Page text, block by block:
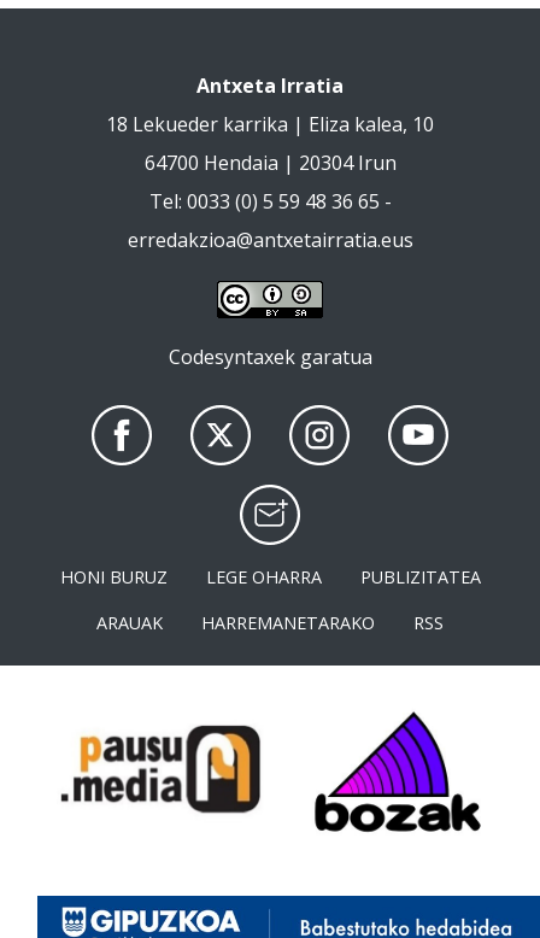
Antxeta Irratia
18 Lekueder karrika | Eliza kalea, 10
64700 Hendaia | 20304 Irun
Tel: 0033 (0) 5 59 48 36 65 -
erredakzioa@antxetairratia.eus
Codesyntaxek garatua
HONI BURUZ LEGE OHARRA
PUBLIZITATEA
ARAUAK
HARREMANETARAKO RSS